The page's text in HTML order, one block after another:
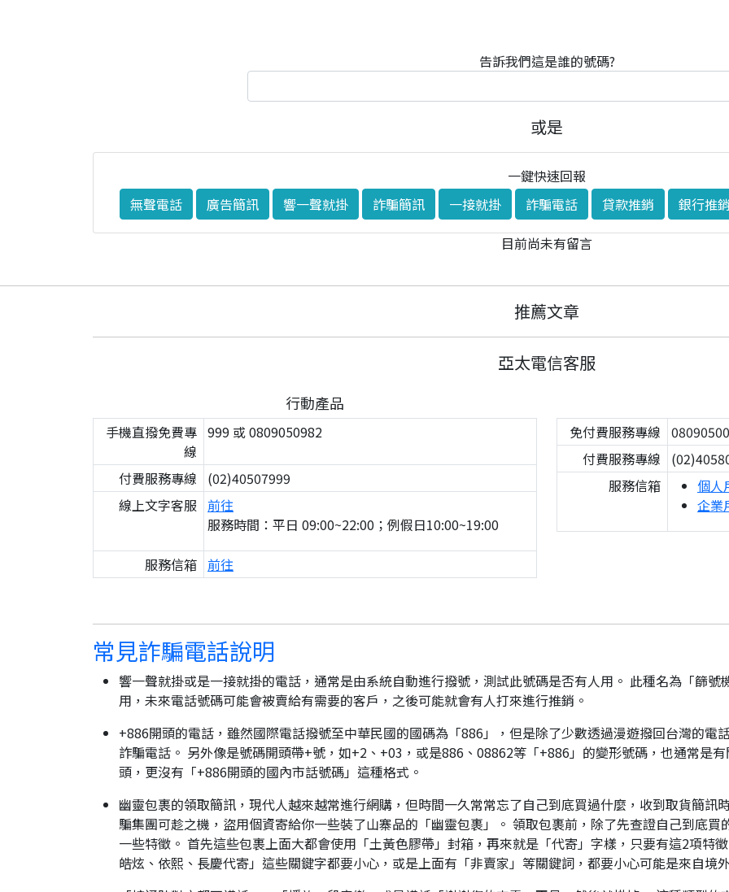
告訴我們這是誰的號碼?
或是
一鍵快速回報
無聲電話
廣告簡訊 響一聲就掛 詐騙簡訊 一接就掛 詐騙電話 貸款推銷
銀行推
目前尚未有留言
推薦文章
亞太電信客服
行動產品
手機直撥免費專
線
999 或 0809050982
付費服務專線
(02)40507999
線上文字客服 前往
服務時間：平日 09:00~22:00；例假日10:00~19:00
服務信箱 前往
免付費服務專線
付費服務專線
服務信箱
個人
企業
常見詐騙電話說明
響一聲就掛或是一接就掛的電話，通常是由系統自動進行撥號，測試此號碼是否有人用。 此種名為「篩
用，未來電話號碼可能會被賣給有需要的客戶，之後可能就會有人打來進行推銷。
+886開頭的電話，雖然國際電話撥號至中華民國的國碼為「886」，但是除了少數透過漫遊撥回台灣的電
詐騙電話。 另外像是號碼開頭帶+號，如+2、+03，或是886、08862等「+886」的變形號碼，也通常是
頭，更沒有「+886開頭的國內市話號碼」這種格式。
幽靈包裹的領取簡訊，現代人越來越常進行網購，但時間一久常常忘了自己到底買過什麼，收到取貨簡訊
騙集團可趁之機，盜用個資寄給你一些裝了山寨品的「幽靈包裹」。 領取包裹前，除了先查證自己到底
一些特徵。 首先這些包裹上面大都會使用「土黃色膠帶」封箱，再來就是「代寄」字樣，只要有這2項特
皓炫、依熙、長慶代寄」這些關鍵字都要小心，或是上面有「非賣家」等關鍵詞，都要小心可能是來自境